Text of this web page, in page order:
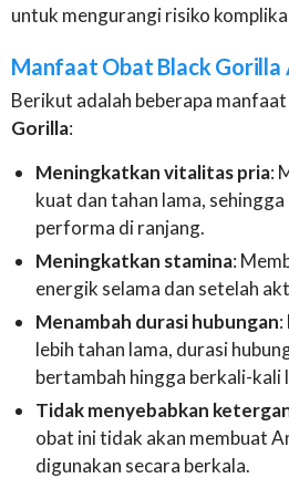
untuk mengurangi risiko
Manfaat Obat Black Gorilla
Berikut adalah beberapa
Gorilla:
Meningkatkan vitalitas pria:
kuat dan tahan lama,
performa di ranjang.
Meningkatkan stamina:
energik selama dan setelah
Menambah durasi hubungan:
lebih tahan lama, durasi
bertambah hingga berkali-kali
Tidak menyebabkan
obat ini tidak akan membuat
digunakan secara berkala.